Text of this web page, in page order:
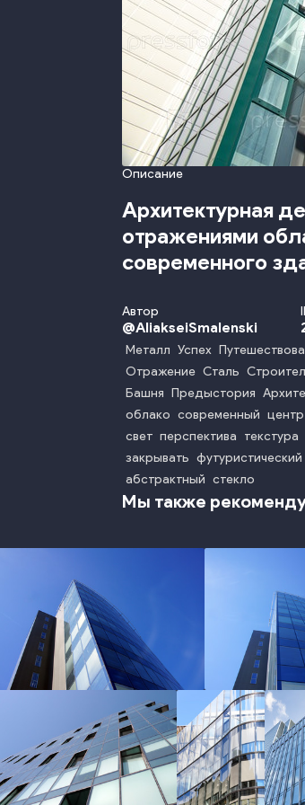
Описание
Архитектурная
отражениями
современного
Автор
@AliakseiSmalenski
Металл Успех
Отражение Сталь
Башня Предыстория
облако современный
свет перспектива текстура
закрывать футуристический
абстрактный стекло
Мы также
photo